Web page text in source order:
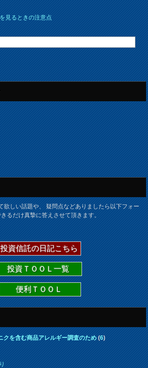
見るときの注意点
欲しい話題や、 疑問点などありましたら以下フォー
るだけ真摯に答えさせて頂きます。
投資信託の日記こちら
投資ＴＯＯＬ一覧
便利ＴＯＯＬ
クを含む商品アレルギー調査のため(6)